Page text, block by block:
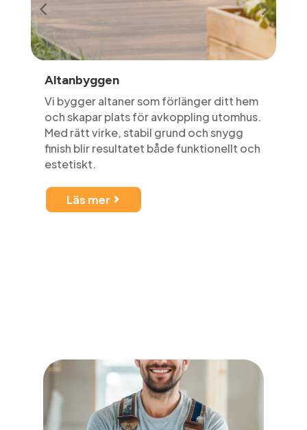
Altanbyggen
Vi bygger altaner som förlänger ditt hem
och skapar plats för avkoppling utomhus.
Med rätt virke, stabil grund och snygg
finish blir resultatet både funktionellt och
estetiskt.
Läs mer